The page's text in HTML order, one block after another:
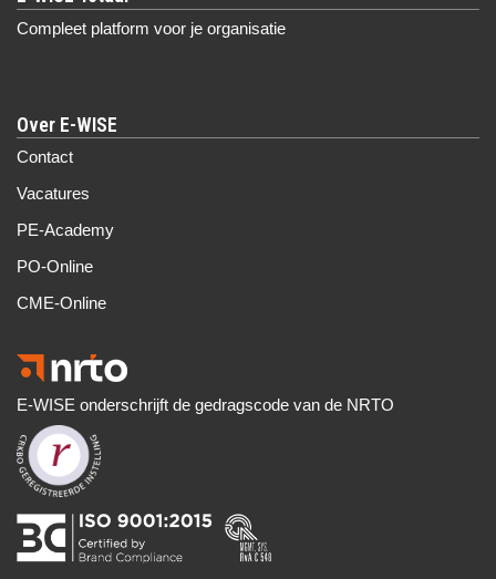
Compleet platform voor je organisatie
Over E-WISE
Contact
Vacatures
PE-Academy
PO-Online
CME-Online
E-WISE onderschrijft de gedragscode van de NRTO